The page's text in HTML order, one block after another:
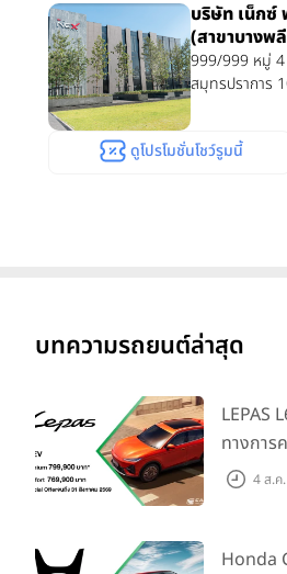
บริษัท เน็กซ์
(สาขาบางพ
999/999 หมู่ 4
สมุทรปราการ
ดูโปรโมชั่นโชว์รูมนี้
บทความรถยนต์ล่าสุด
LEPAS
ทางการ
วิสัยทัศน์
4 ส.ค
Honda